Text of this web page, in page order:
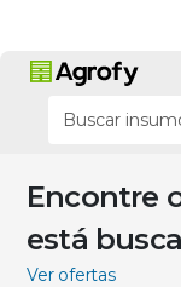
Encontre
está
Ver ofertas